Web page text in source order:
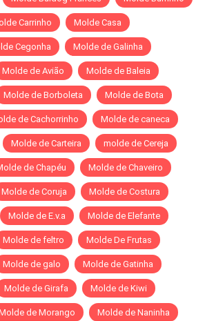
Carrinho Molde Casa
Cegonha Molde de Galinha
Molde de Avião Molde de Baleia
Molde de Borboleta Molde de Bota
de Cachorrinho Molde de caneca
Molde de Carteira molde de Cereja
de Chapéu Molde de Chaveiro
Molde de Coruja Molde de Costura
Molde de E.v.a Molde de Elefante
Molde de feltro Molde De Frutas
Molde de galo Molde de Gatinha
Molde de Girafa Molde de Kiwi
de Morango Molde de Naninha